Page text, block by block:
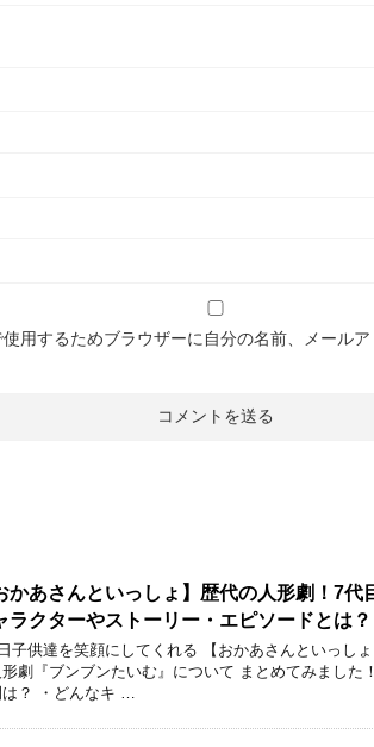
用するためブラウザーに自分の名前、メール
かあさんといっしょ】歴代の人形劇！7代
ラクターやストーリー・エピソードとは？
子供達を笑顔にしてくれる 【おかあさんといっ
劇『ブンブンたいむ』について まとめてみまし
は？ ・どんなキ …